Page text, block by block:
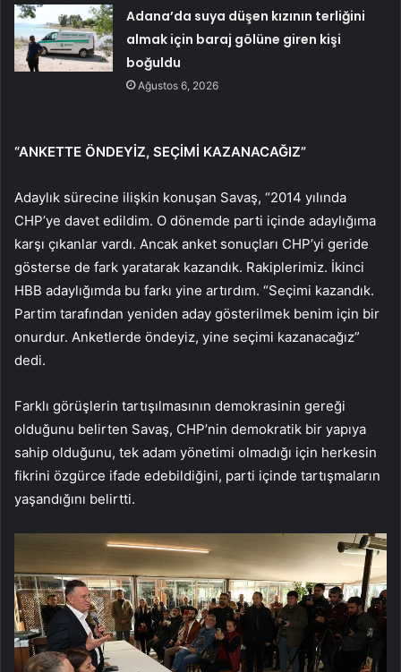
Adana’da suya düşen kızının terliğini
almak için baraj gölüne giren kişi
boğuldu
Ağustos 6, 2026
“ANKETTE ÖNDEYİZ, SEÇİMİ KAZANACAĞIZ”
Adaylık sürecine ilişkin konuşan Savaş, “2014 yılında
CHP’ye davet edildim. O dönemde parti içinde adaylığıma
karşı çıkanlar vardı. Ancak anket sonuçları CHP’yi geride
gösterse de fark yaratarak kazandık. Rakiplerimiz. İkinci
HBB adaylığımda bu farkı yine artırdım. “Seçimi kazandık.
Partim tarafından yeniden aday gösterilmek benim için bir
onurdur. Anketlerde öndeyiz, yine seçimi kazanacağız”
dedi.
Farklı görüşlerin tartışılmasının demokrasinin gereği
olduğunu belirten Savaş, CHP’nin demokratik bir yapıya
sahip olduğunu, tek adam yönetimi olmadığı için herkesin
fikrini özgürce ifade edebildiğini, parti içinde tartışmaların
yaşandığını belirtti.